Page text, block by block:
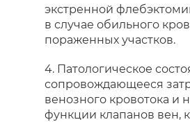
экстренной
в случае обильного
пораженных участков.
4. Патологическое
сопровождающееся
венозного кровотока и
функции клапанов вен,